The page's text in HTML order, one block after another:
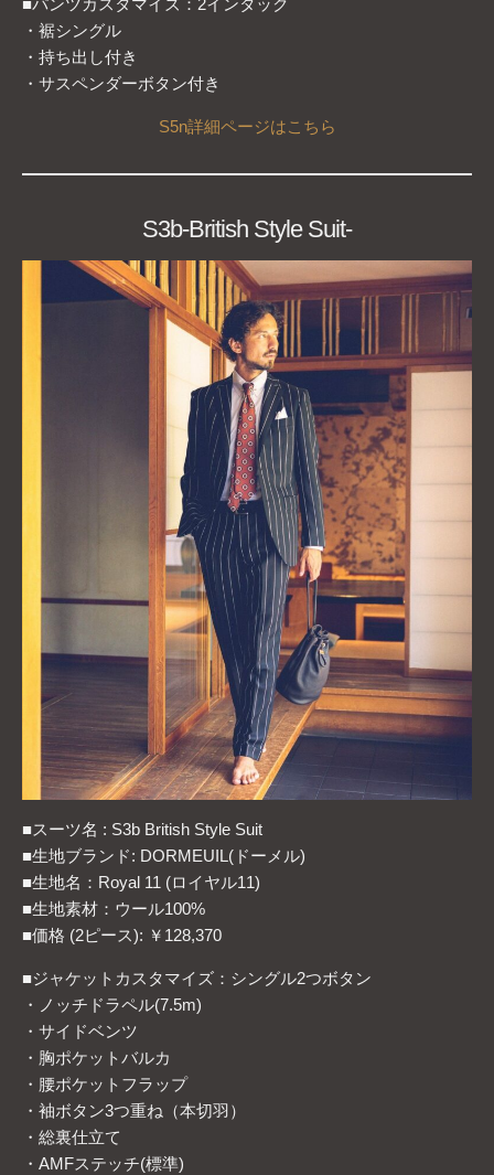
■パンツカスタマイズ：2インタック
・裾シングル
・持ち出し付き
・サスペンダーボタン付き
S5n詳細ページはこちら
S3b-British Style Suit-
■スーツ名 : S3b British Style Suit
■生地ブランド: DORMEUIL(ドーメル)
■生地名：Royal 11 (ロイヤル11)
■生地素材：ウール100%
■価格 (2ピース): ￥128,370
■ジャケットカスタマイズ：シングル2つボタン
・ノッチドラペル(7.5m)
・サイドベンツ
・胸ポケットバルカ
・腰ポケットフラップ
・袖ボタン3つ重ね（本切羽）
・総裏仕立て
・AMFステッチ(標準)